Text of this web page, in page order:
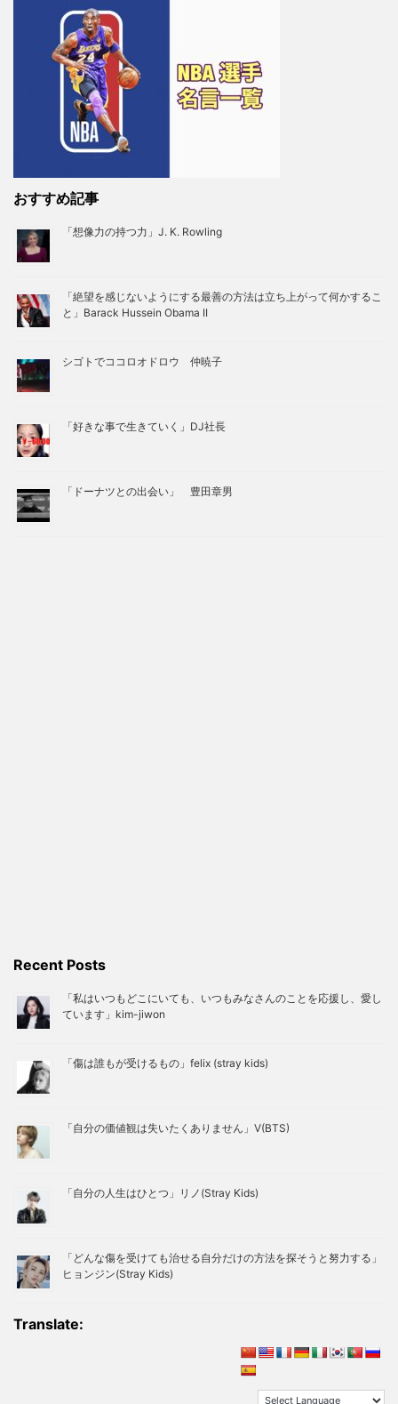
おすすめ記事
「想像力の持つ力」J. K. Rowling
「絶望を感じないようにする最善の方法は立ち上がって何かするこ
と」Barack Hussein Obama II
シゴトでココロオドロウ 仲暁子
「好きな事で生きていく」DJ社長
「ドーナツとの出会い」 豊田章男
Recent Posts
「私はいつもどこにいても、いつもみなさんのことを応援し、愛し
ています」kim-jiwon
「傷は誰もが受けるもの」felix (stray kids)
「自分の価値観は失いたくありません」V(BTS)
「自分の人生はひとつ」リノ(Stray Kids)
「どんな傷を受けても治せる自分だけの方法を探そうと努力する」
ヒョンジン(Stray Kids)
Translate: